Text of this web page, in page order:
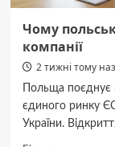
Чому
компанії
2 тижні тому
Польща поєднує
єдиного ринку
України.